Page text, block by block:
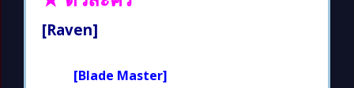
[Raven]
[Blade Master]